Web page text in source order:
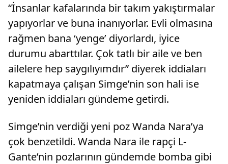
“İnsanlar kafalarında bir takım yakıştırmalar
yapıyorlar ve buna inanıyorlar. Evli olmasına
rağmen bana ‘yenge’ diyorlardı, iyice
durumu abarttılar. Çok tatlı bir aile ve ben
ailelere hep saygılıyımdır” diyerek iddiaları
kapatmaya çalışan Simge’nin son hali ise
yeniden iddiaları gündeme getirdi.
Simge’nin verdiği yeni poz Wanda Nara’ya
çok benzetildi. Wanda Nara ile rapçi L-
Gante’nin pozlarının gündemde bomba gibi